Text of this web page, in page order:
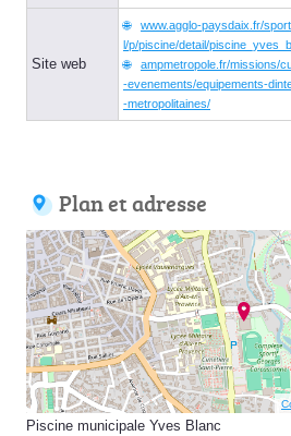
Site web
www.agglo-paysdaix.fr/
l/p/piscine/detail/
ampmetropole.fr/missions/
-evenements/equipements-
-metropolitaines/
Plan et adresse
Piscine municipale Yves Blanc